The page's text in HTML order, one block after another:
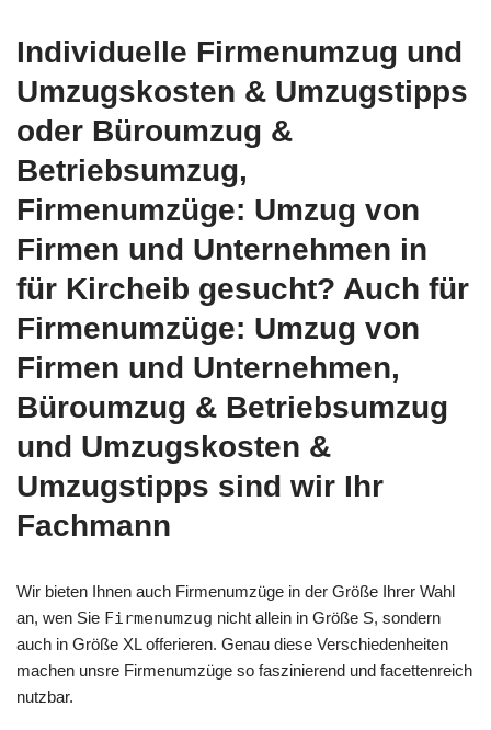
Individuelle Firmenumzug und
Umzugskosten & Umzugstipps
oder Büroumzug &
Betriebsumzug,
Firmenumzüge: Umzug von
Firmen und Unternehmen in
für Kircheib gesucht? Auch für
Firmenumzüge: Umzug von
Firmen und Unternehmen,
Büroumzug & Betriebsumzug
und Umzugskosten &
Umzugstipps sind wir Ihr
Fachmann
Wir bieten Ihnen auch Firmenumzüge in der Größe Ihrer Wahl
an, wen Sie Firmenumzug nicht allein in Größe S, sondern
auch in Größe XL offerieren. Genau diese Verschiedenheiten
machen unsre Firmenumzüge so faszinierend und facettenreich
nutzbar.